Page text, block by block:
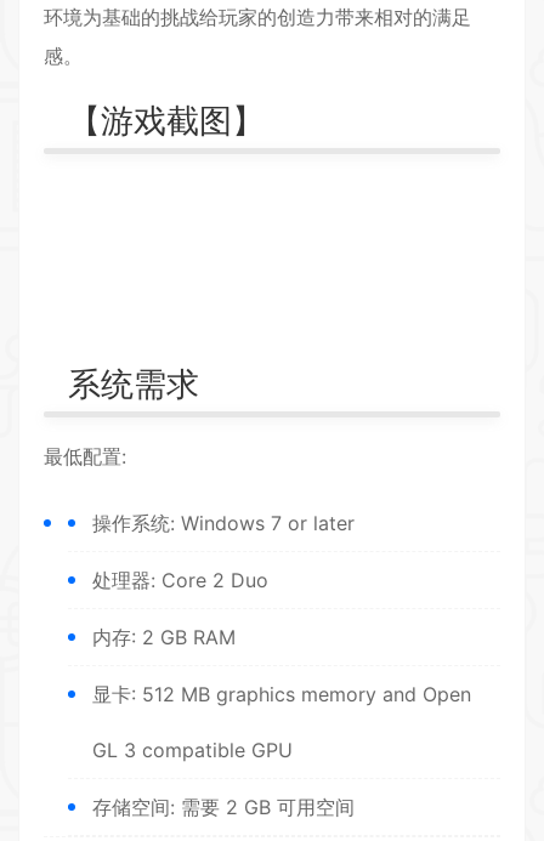
环境为基础的挑战给玩家的创造力带来相对的满足
感。
【游戏截图】
系统需求
最低配置:
操作系统: Windows 7 or later
处理器: Core 2 Duo
内存: 2 GB RAM
显卡: 512 MB graphics memory and Open
GL 3 compatible GPU
存储空间: 需要 2 GB 可用空间